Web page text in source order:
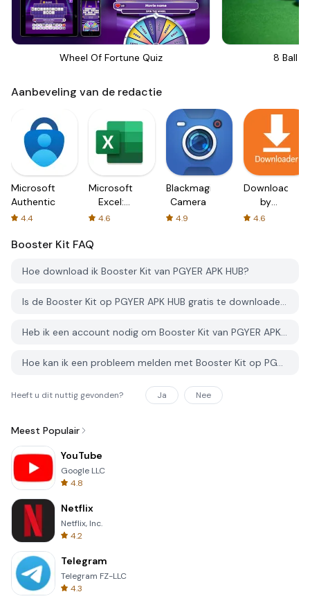
Wheel Of Fortune Quiz 8 Ball
Aanbeveling van de redactie
Microsoft
Authenticator
4.4
Microsoft
Excel:
Spreadsheets
4.6
Blackmagic
Camera
4.9
Downloader
by
AFTVnews
4.6
Booster Kit FAQ
Hoe download ik Booster Kit van PGYER APK HUB?
Is de Booster Kit op PGYER APK HUB gratis te downloaden?
Heb ik een account nodig om Booster Kit van PGYER APK HUB te downloaden?
Hoe kan ik een probleem melden met Booster Kit op PGYER APK HUB?
Heeft u dit nuttig gevonden? Ja Nee
Meest Populair
YouTube
Google LLC
4.8
Netflix
Netflix, Inc.
4.2
Telegram
Telegram FZ-LLC
4.3